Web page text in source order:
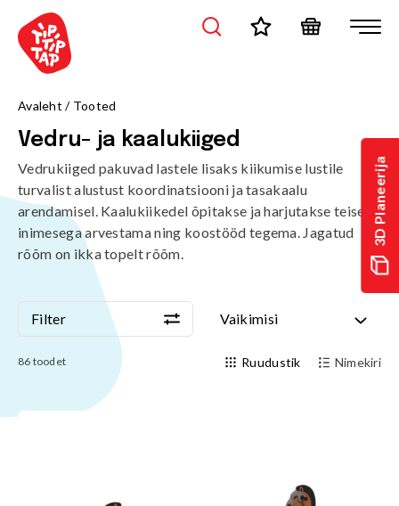
3D Planeerija
Avaleht / Tooted
Vedru- ja kaalukiiged
Vedrukiiged pakuvad lastele lisaks kiikumise lustile
turvalist alustust koordinatsiooni ja tasakaalu
arendamisel. Kaalukiikedel õpitakse ja harjutakse teise
inimesega arvestama ning koostööd tegema. Jagatud
rõõm on ikka topelt rõõm.
Filter
Filter Vaikimisi
86 toodet Ruudustik Nimekiri